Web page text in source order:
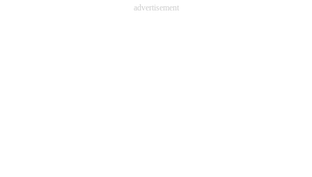
advertisement